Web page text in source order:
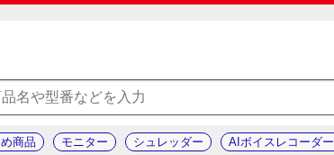
商品 モニター シュレッダー AIボイスレコーダー